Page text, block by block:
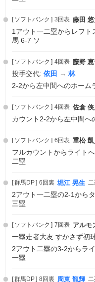
ソフトバンク 3回表 藤田
1アウト一二塁からレフ
馬 6-7 ソ
ソフトバンク 4回表 藤野
投手交代: 依田 → 林
2-2から左中間へのホーム
ソフトバンク 4回表 佐倉 侠
カウント2-2から左中間へ
ソフトバンク 6回表 重松 凱
フルカウントからライト
二塁
群馬DP 6回裏 堀江 晃生 二
2アウト一二塁の2-1から
三塁
ソフトバンク 7回表 アルモ
一塁走者大友:すかさず初
2アウト二塁の3-2からラ
一塁
群馬DP 8回裏 周東 龍輝 二